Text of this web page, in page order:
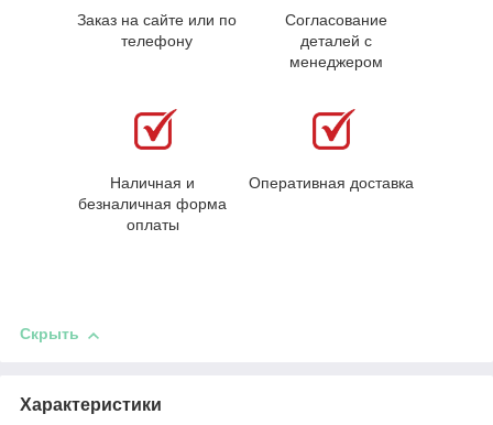
Заказ на сайте или по
телефону
Согласование
деталей с
менеджером
Наличная и
безналичная форма
оплаты
Оперативная доставка
Скрыть
Характеристики